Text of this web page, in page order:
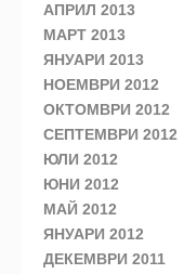
АПРИЛ 2013
МАРТ 2013
ЯНУАРИ 2013
НОЕМВРИ 2012
ОКТОМВРИ 2012
СЕПТЕМВРИ 2012
ЮЛИ 2012
ЮНИ 2012
МАЙ 2012
ЯНУАРИ 2012
ДЕКЕМВРИ 2011